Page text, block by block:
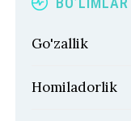
Go'zallik
Homiladorlik